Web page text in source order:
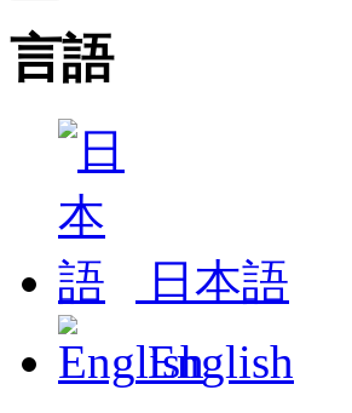
言語
日本語
English